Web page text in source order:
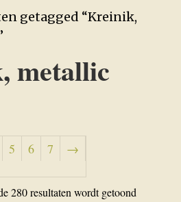
getagged “Kreinik,
metallic
5 6 7 →
280 resultaten wordt getoond